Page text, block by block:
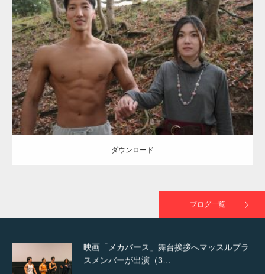
Update:2021.07.8
Category:公園のマッチョ その他 AKIHITO(細マッチョ) 大胸筋 腹筋
ダウンロード
ダウンロード
ブログ一覧
TOKYO FMラジオ番組「ONE MORNING」
で紹介さ…
NHK「所さん！事件ですよ」に取材されまし
た（6/8放送）
映画「メカバース」舞台挨拶へマッスルプラ
スメンバーが出演（3…